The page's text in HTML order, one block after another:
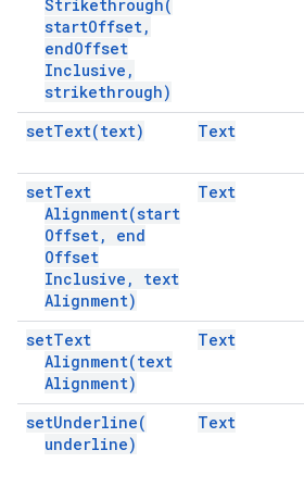
Strikethrough(
startOffset,
endOffset
Inclusive ,
strikethrough)
setText(text) Text
setText
Alignment(start
Offset,
end
Offset
Inclusive ,
text
Alignment)
Text
setText
Alignment(text
Alignment)
Text
setUnderline(
underline)
Text